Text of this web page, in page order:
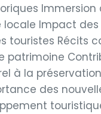
Immersion
locale Impact
touristes Récits
patrimoine
à la
des